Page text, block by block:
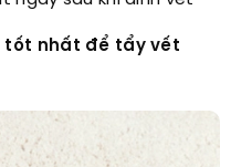
tốt nhất để tẩy vết